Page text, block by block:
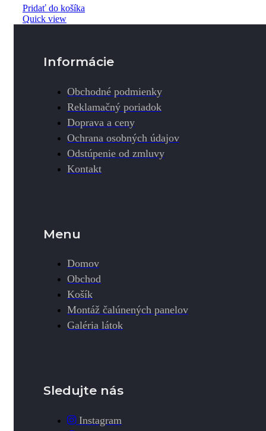
Pridať do košíka
Quick view
Informácie
Obchodné podmienky
Reklamačný poriadok
Doprava a ceny
Ochrana osobných údajov
Odstúpenie od zmluvy
Kontakt
Menu
Domov
Obchod
Košík
Montáž čalúnených panelov
Galéria látok
Sledujte nás
Instagram